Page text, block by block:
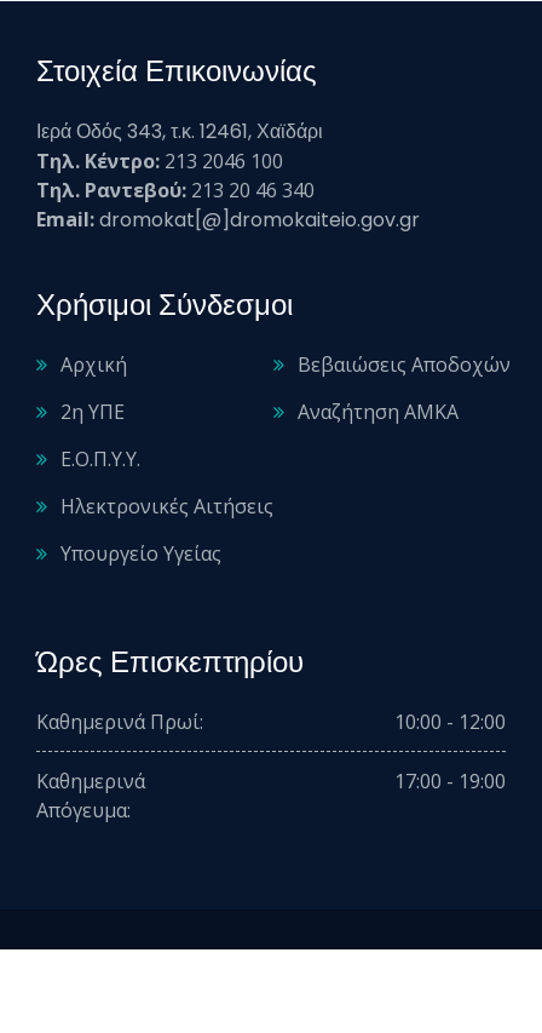
Στοιχεία Επικοινωνίας
Ιερά Οδός 343, τ.κ. 12461, Χαϊδάρι
Τηλ. Κέντρο: 213 2046 100
Τηλ. Ραντεβού: 213 20 46 340
Email:dromokat[@]dromokaiteio.gov.gr
Χρήσιμοι Σύνδεσμοι
Αρχική
2η ΥΠΕ
Ε.Ο.Π.Υ.Υ.
Ηλεκτρονικές Αιτήσεις
Υπουργείο Υγείας
Βεβαιώσεις Αποδοχών
Αναζήτηση ΑΜΚΑ
Ώρες Επισκεπτηρίου
Καθημερινά Πρωί: 10:00 - 12:00
Καθημερινά
Απόγευμα:
17:00 - 19:00